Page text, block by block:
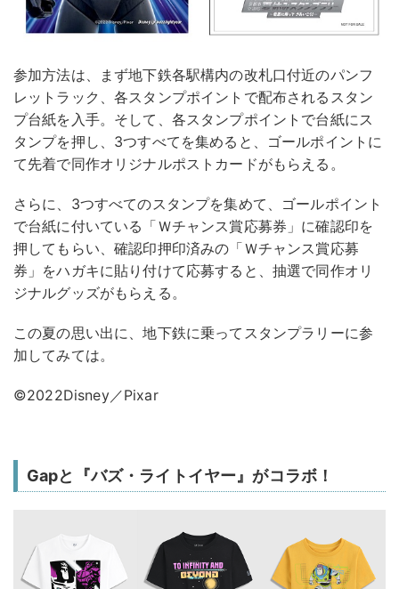
参加方法は、まず地下鉄各駅構内の改札口付近のパンフ
レットラック、各スタンプポイントで配布されるスタン
プ台紙を入手。そして、各スタンプポイントで台紙にス
タンプを押し、3つすべてを集めると、ゴールポイントに
て先着で同作オリジナルポストカードがもらえる。
さらに、3つすべてのスタンプを集めて、ゴールポイント
で台紙に付いている「Ｗチャンス賞応募券」に確認印を
押してもらい、確認印押印済みの「Ｗチャンス賞応募
券」をハガキに貼り付けて応募すると、抽選で同作オリ
ジナルグッズがもらえる。​
この夏の思い出に、地下鉄に乗ってスタンプラリーに参
加してみては。
©2022Disney／Pixar
Gapと『バズ・ライトイヤー』がコラボ！